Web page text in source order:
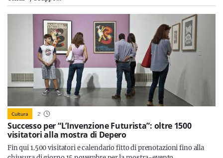
Cultura 2'
Successo per “L’Invenzione Futurista”: oltre 1500
visitatori alla mostra di Depero
Fin qui 1.500 visitatori e calendario fitto di prenotazioni fino alla